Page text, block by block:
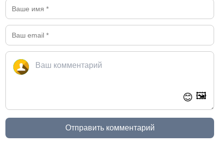
😊 🖼️
Отправить комментарий